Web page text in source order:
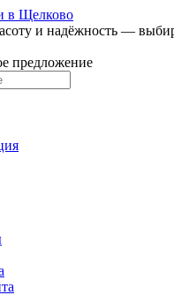
и надёжность —
предложение